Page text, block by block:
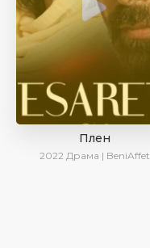
Плен
2022 Драма | BeniAffet